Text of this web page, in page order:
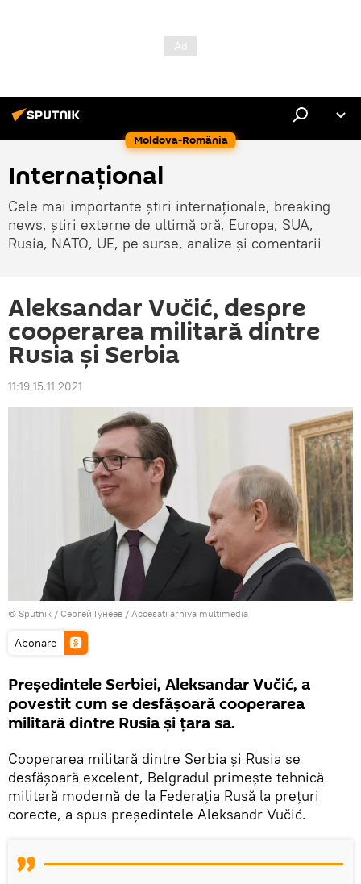
Moldova-România
Internaţional
Cele mai importante știri internaționale, breaking
news, știri externe de ultimă oră, Europa, SUA,
Rusia, NATO, UE, pe surse, analize și comentarii
Aleksandar Vučić, despre
cooperarea militară dintre
Rusia și Serbia
11:19 15.11.2021
© Sputnik / Сергей Гунеев / Accesați arhiva multimedia
Abonare
Președintele Serbiei, Aleksandar Vučić, a
povestit cum se desfășoară cooperarea
militară dintre Rusia și țara sa.
Cooperarea militară dintre Serbia și Rusia se
desfășoară excelent, Belgradul primește tehnică
militară modernă de la Federația Rusă la prețuri
corecte, a spus președintele Aleksandr Vučić.